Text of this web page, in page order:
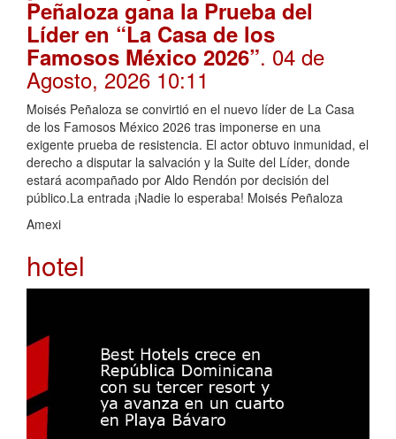
Peñaloza gana la Prueba del
Líder en “La Casa de los
Famosos México 2026”. 04 de
Agosto, 2026 10:11
Moisés Peñaloza se convirtió en el nuevo líder de La Casa
de los Famosos México 2026 tras imponerse en una
exigente prueba de resistencia. El actor obtuvo inmunidad, el
derecho a disputar la salvación y la Suite del Líder, donde
estará acompañado por Aldo Rendón por decisión del
público.La entrada ¡Nadie lo esperaba! Moisés Peñaloza
Amexi
hotel